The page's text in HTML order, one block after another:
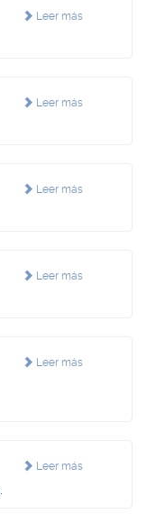
Leer más
Leer más
Leer más
Leer más
Leer más
Leer más